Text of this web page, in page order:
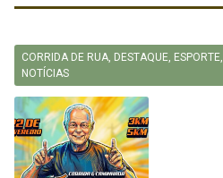
CORRIDA DE RUA, DESTAQUE, ESPORTE,
NOTÍCIAS